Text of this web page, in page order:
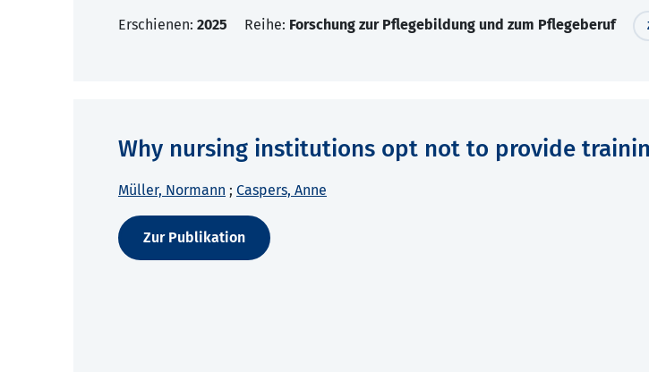
Erschienen: 2025 Reihe: Forschung zur Pflegebildung und zum Pflegeberuf
Why nursing institutions opt not to provide
Müller, Normann ; Caspers, Anne
Zur Publikation